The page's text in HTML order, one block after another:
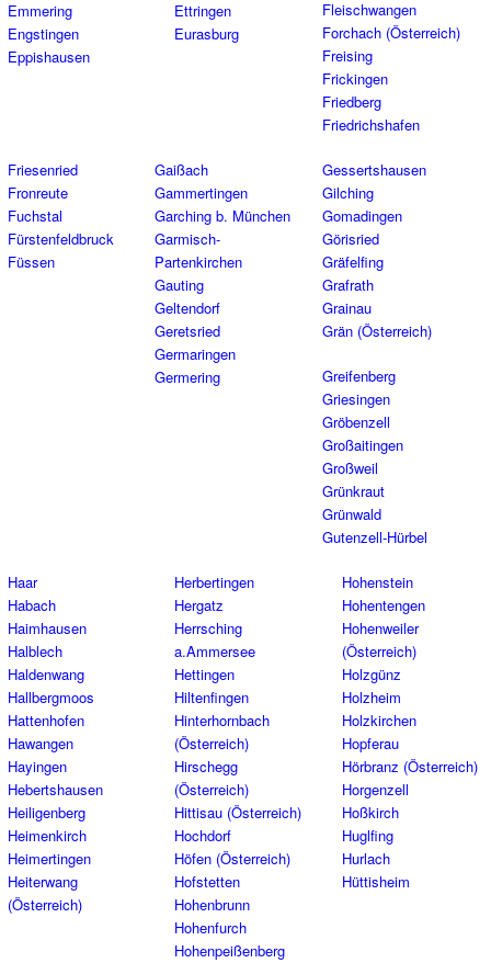
Emmering
Engstingen
Eppishausen
Ettringen
Eurasburg
Fleischwangen
Forchach (Österreich)
Freising
Frickingen
Friedberg
Friedrichshafen
Friesenried
Fronreute
Fuchstal
Fürstenfeldbruck
Füssen
Gaißach
Gammertingen
Garching b. München
Garmisch-
Partenkirchen
Gauting
Geltendorf
Geretsried
Germaringen
Germering
Gessertshausen
Gilching
Gomadingen
Görisried
Gräfelfing
Grafrath
Grainau
Grän (Österreich)
Greifenberg
Griesingen
Gröbenzell
Großaitingen
Großweil
Grünkraut
Grünwald
Gutenzell-Hürbel
Haar
Habach
Haimhausen
Halblech
Haldenwang
Hallbergmoos
Hattenhofen
Hawangen
Hayingen
Hebertshausen
Heiligenberg
Heimenkirch
Heimertingen
Heiterwang
(Österreich)
Herbertingen
Hergatz
Herrsching
a.Ammersee
Hettingen
Hiltenfingen
Hinterhornbach
(Österreich)
Hirschegg
(Österreich)
Hittisau (Österreich)
Hochdorf
Höfen (Österreich)
Hofstetten
Hohenbrunn
Hohenfurch
Hohenpeißenberg
Hohenstein
Hohentengen
Hohenweiler
(Österreich)
Holzgünz
Holzheim
Holzkirchen
Hopferau
Hörbranz (Österreich)
Horgenzell
Hoßkirch
Huglfing
Hurlach
Hüttisheim